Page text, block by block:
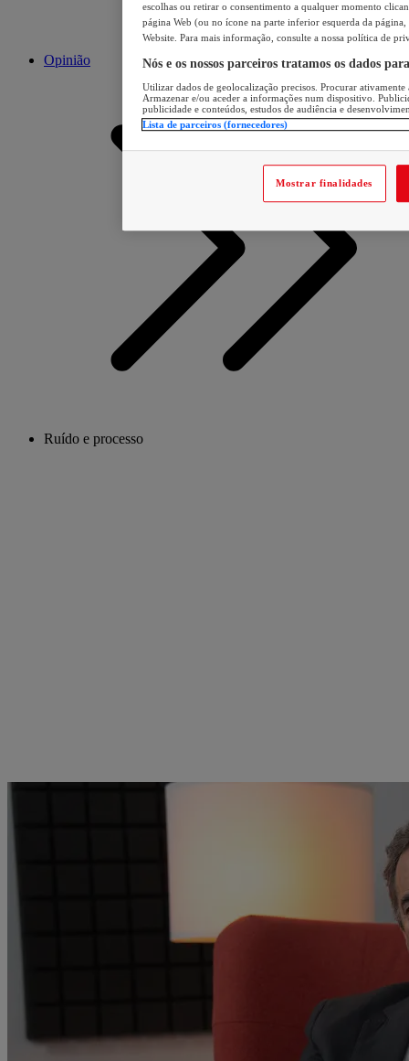
Opinião
Ruído e processo
escolhas ou retirar o consentimento a qualquer momento
página Web (ou no ícone na parte inferior esquerda da página,
Website. Para mais informação, consulte a nossa política de
Nós e os nossos parceiros tratamos os dados
Utilizar dados de geolocalização precisos. Procurar
Armazenar e/ou aceder a informações num dispositivo.
publicidade e conteúdos, estudos de audiência e
Lista de parceiros (fornecedores)
Mostrar finalidades